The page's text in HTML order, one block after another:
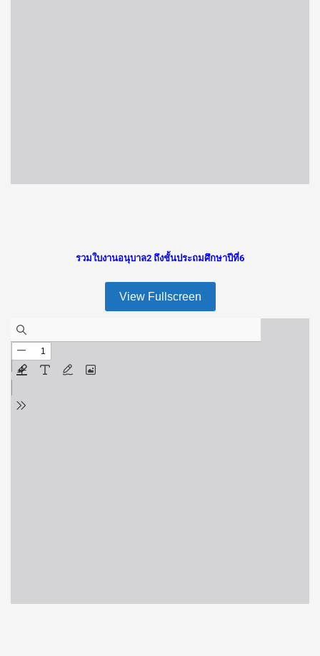
รวมใบงานอนุบาล2 ถึงชั้นประถมศึกษาปีที่6
View Fullscreen